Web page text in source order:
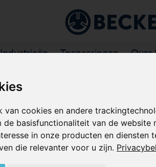
van cookies en andere
de basisfunctionaliteit van de website
in onze producten en diensten
die relevanter voor u zijn.
Industrieën Toepassingen Over
ROOTS